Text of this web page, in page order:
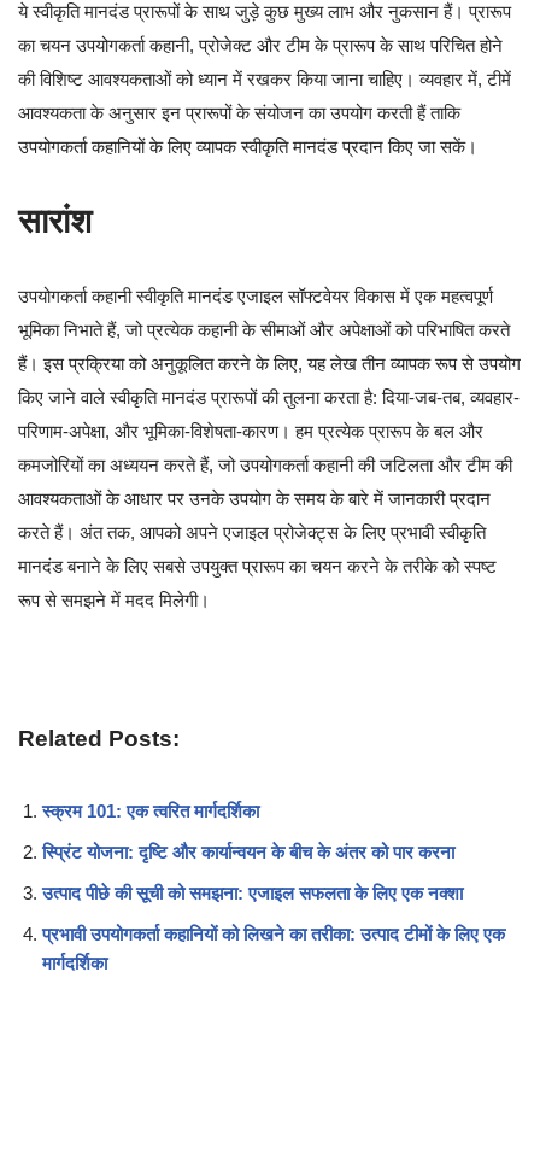
ये स्वीकृति मानदंड प्रारूपों के साथ जुड़े कुछ मुख्य लाभ और नुकसान हैं। प्रारूप
का चयन उपयोगकर्ता कहानी, प्रोजेक्ट और टीम के प्रारूप के साथ परिचित होने
की विशिष्ट आवश्यकताओं को ध्यान में रखकर किया जाना चाहिए। व्यवहार में, टीमें
आवश्यकता के अनुसार इन प्रारूपों के संयोजन का उपयोग करती हैं ताकि
उपयोगकर्ता कहानियों के लिए व्यापक स्वीकृति मानदंड प्रदान किए जा सकें।
सारांश
उपयोगकर्ता कहानी स्वीकृति मानदंड एजाइल सॉफ्टवेयर विकास में एक महत्वपूर्ण
भूमिका निभाते हैं, जो प्रत्येक कहानी के सीमाओं और अपेक्षाओं को परिभाषित करते
हैं। इस प्रक्रिया को अनुकूलित करने के लिए, यह लेख तीन व्यापक रूप से उपयोग
किए जाने वाले स्वीकृति मानदंड प्रारूपों की तुलना करता है: दिया-जब-तब, व्यवहार-
परिणाम-अपेक्षा, और भूमिका-विशेषता-कारण। हम प्रत्येक प्रारूप के बल और
कमजोरियों का अध्ययन करते हैं, जो उपयोगकर्ता कहानी की जटिलता और टीम की
आवश्यकताओं के आधार पर उनके उपयोग के समय के बारे में जानकारी प्रदान
करते हैं। अंत तक, आपको अपने एजाइल प्रोजेक्ट्स के लिए प्रभावी स्वीकृति
मानदंड बनाने के लिए सबसे उपयुक्त प्रारूप का चयन करने के तरीके को स्पष्ट
रूप से समझने में मदद मिलेगी।
Related Posts:
स्क्रम 101: एक त्वरित मार्गदर्शिका
स्प्रिंट योजना: दृष्टि और कार्यान्वयन के बीच के अंतर को पार करना
उत्पाद पीछे की सूची को समझना: एजाइल सफलता के लिए एक नक्शा
प्रभावी उपयोगकर्ता कहानियों को लिखने का तरीका: उत्पाद टीमों के लिए एक
मार्गदर्शिका